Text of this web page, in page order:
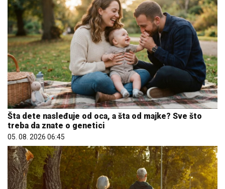
Šta dete nasleđuje od oca, a šta od majke? Sve što
treba da znate o genetici
05. 08. 2026 06:45